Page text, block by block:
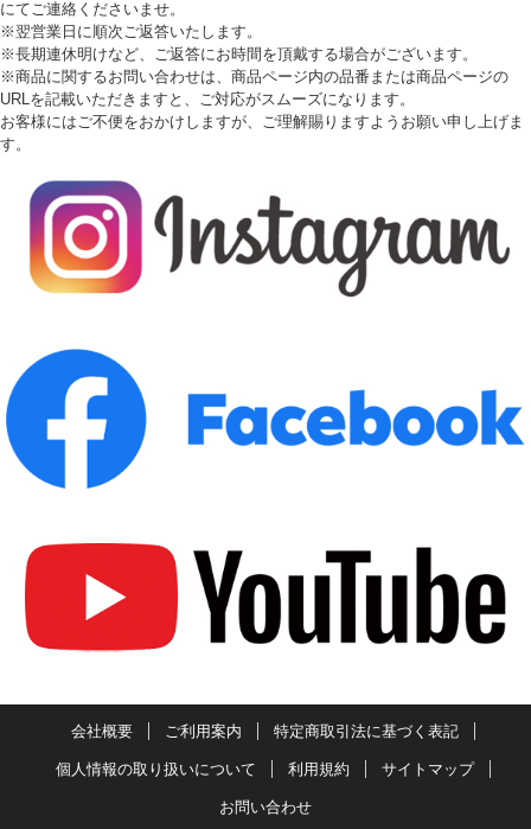
にてご連絡くださいませ。
※翌営業日に順次ご返答いたします。
※長期連休明けなど、ご返答にお時間を頂戴する場合がございます。
※商品に関するお問い合わせは、商品ページ内の品番または商品ページの
URLを記載いただきますと、ご対応がスムーズになります。
お客様にはご不便をおかけしますが、ご理解賜りますようお願い申し上げま
す。
会社概要 ご利用案内 特定商取引法に基づく表記
個人情報の取り扱いについて 利用規約 サイトマップ
お問い合わせ